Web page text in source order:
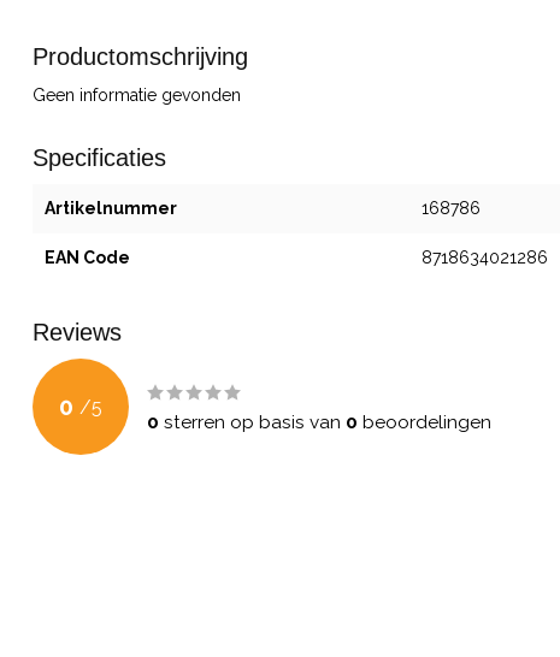
Productomschrijving
Geen informatie gevonden
Specificaties
Artikelnummer 168786
EAN Code 8718634021286
Reviews
0 /5
0 sterren op basis van 0 beoordelingen